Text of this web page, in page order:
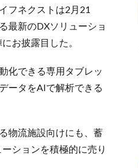
フネクストは2月21
最新のDXソリューショ
お披露目した。
化できる専用タブレッ
ータをAIで解析できる
物流施設向けにも、蓄
ションを積極的に売り